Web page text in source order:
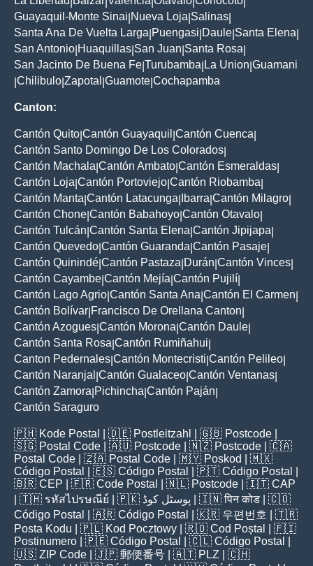
Guayaquil-Monte Sinai Nueva Loja Salinas
Santa Ana De Vuelta Larga Puengasi Daule Santa Elena
San Antonio Huaquillas San Juan Santa Rosa
San Jacinto De Buena Fe Turubamba La Union Guamani
Chilibulo Zapotal Guamote Cochapamba
Canton:
Cantón Quito Cantón Guayaquil Cantón Cuenca
Cantón Santo Domingo De Los Colorados
Cantón Machala Cantón Ambato Cantón Esmeraldas
Cantón Loja Cantón Portoviejo Cantón Riobamba
Cantón Manta Cantón Latacunga Ibarra Cantón Milagro
Cantón Chone Cantón Babahoyo Cantón Otavalo
Cantón Tulcán Cantón Santa Elena Cantón Jipijapa
Cantón Quevedo Cantón Guaranda Cantón Pasaje
Cantón Quinindé Cantón Pastaza Durán Cantón Vinces
Cantón Cayambe Cantón Mejía Cantón Pujilí
Cantón Lago Agrio Cantón Santa Ana Cantón El Carmen
Cantón Bolívar Francisco De Orellana Canton
Cantón Azogues Cantón Morona Cantón Daule
Cantón Santa Rosa Cantón Rumiñahui
Canton Pedernales Cantón Montecristi Cantón Pelileo
Cantón Naranjal Cantón Gualaceo Cantón Ventanas
Cantón Zamora Pichincha Cantón Paján
Cantón Saraguro
🇵🇭 Kode Postal | 🇩🇪 Postleitzahl | 🇬🇧 Postcode
🇸🇬 Postal Code | 🇦🇺 Postcode | 🇳🇿 Postcode | 🇨🇦
Postal Code | 🇿🇦 Postal Code | 🇲🇾 Poskod
| 🇲🇽
Código Postal
| 🇪🇸 Código Postal | 🇵🇹 Código Postal
🇧🇷 CEP | 🇫🇷 Code Postal | 🇳🇱 Postcode | 🇮🇹 CAP
| 🇹🇭 รหัสไปรษณีย์ | 🇵🇰 پوسٹل کوڈ | 🇮🇳पिन कोड | 🇨🇴
Código Postal
| 🇦🇷 Código Postal | 🇰🇷 우편번호
| 🇹🇷
Posta Kodu | 🇵🇱 Kod Pocztowy | 🇷🇴 Cod Poștal
| 🇫🇮
Postinumero | 🇵🇪 Código Postal | 🇨🇱 Código Postal
🇺🇸 ZIP Code | 🇯🇵 郵便番号 | 🇦🇹 PLZ | 🇨🇭